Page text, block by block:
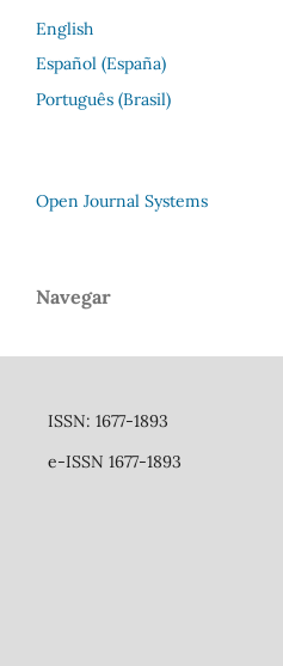
English
Español (España)
Português (Brasil)
Open Journal Systems
Navegar
ISSN: 1677-1893
e-ISSN 1677-1893